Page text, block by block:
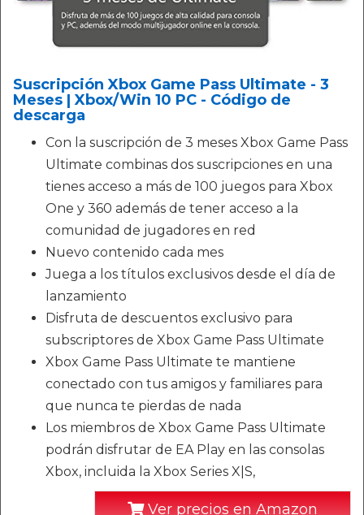
Suscripción Xbox Game Pass Ultimate - 3
Meses | Xbox/Win 10 PC - Código de
descarga
Con la suscripción de 3 meses Xbox Game Pass
Ultimate combinas dos suscripciones en una
tienes acceso a más de 100 juegos para Xbox
One y 360 además de tener acceso a la
comunidad de jugadores en red
Nuevo contenido cada mes
Juega a los títulos exclusivos desde el día de
lanzamiento
Disfruta de descuentos exclusivo para
subscriptores de Xbox Game Pass Ultimate
Xbox Game Pass Ultimate te mantiene
conectado con tus amigos y familiares para
que nunca te pierdas de nada
Los miembros de Xbox Game Pass Ultimate
podrán disfrutar de EA Play en las consolas
Xbox, incluida la Xbox Series X|S,
Ver precios en Amazon